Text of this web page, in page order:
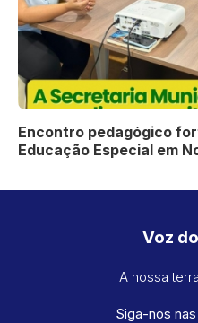
Encontro pedagógico
Educação Especial em
Voz
A nossa
Siga-nos